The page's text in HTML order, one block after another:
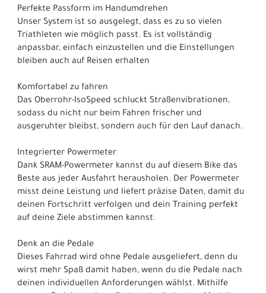
Perfekte Passform im Handumdrehen
Unser System ist so ausgelegt, dass es zu so vielen
Triathleten wie möglich passt. Es ist vollständig
anpassbar, einfach einzustellen und die Einstellungen
bleiben auch auf Reisen erhalten
Komfortabel zu fahren
Das Oberrohr-IsoSpeed schluckt Straßenvibrationen,
sodass du nicht nur beim Fahren frischer und
ausgeruhter bleibst, sondern auch für den Lauf danach.
Integrierter Powermeter
Dank SRAM-Powermeter kannst du auf diesem Bike das
Beste aus jeder Ausfahrt herausholen. Der Powermeter
misst deine Leistung und liefert präzise Daten, damit du
deinen Fortschritt verfolgen und dein Training perfekt
auf deine Ziele abstimmen kannst.
Denk an die Pedale
Dieses Fahrrad wird ohne Pedale ausgeliefert, denn du
wirst mehr Spaß damit haben, wenn du die Pedale nach
deinen individuellen Anforderungen wählst. Mithilfe